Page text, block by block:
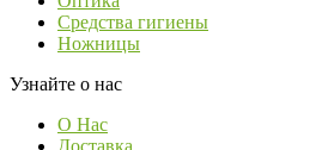
Средства гигиены
Ножницы
Узнайте о нас
О Нас